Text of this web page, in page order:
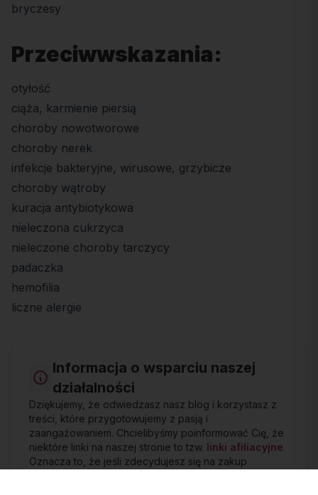
bryczesy
Przeciwwskazania:
otyłość
ciąża, karmienie piersią
choroby nowotworowe
choroby nerek
infekcje bakteryjne, wirusowe, grzybicze
choroby wątroby
kuracja antybiotykowa
nieleczona cukrzyca
nieleczone choroby tarczycy
padaczka
hemofilia
liczne alergie
Informacja o wsparciu naszej
działalności
Dziękujemy, że odwiedzasz nasz blog i korzystasz z
treści, które przygotowujemy z pasją i
zaangażowaniem. Chcielibyśmy poinformować Cię, że
niektóre linki na naszej stronie to tzw. linki afiliacyjne.
Oznacza to, że jeśli zdecydujesz się na zakup